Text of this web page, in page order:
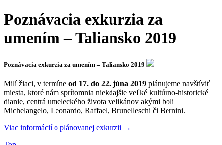
Poznávacia exkurzia za
umením – Taliansko 2019
Poznávacia exkurzia za umením – Taliansko 2019
Milí žiaci, v termíne od 17. do 22. júna 2019 plánujeme navštíviť
miesta, ktoré nám sprítomnia niekdajšie veľké kultúrno-historické
dianie, centrá umeleckého života velikánov akými boli
Michelangelo, Leonardo, Raffael, Brunelleschi či Bernini.
Viac informácií o plánovanej exkurzii →